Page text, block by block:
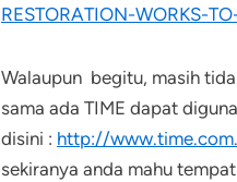
RESTORATION-WORKS-
Walaupun begitu, masih
sama ada TIME dapat
disini : http://
sekiranya anda mahu